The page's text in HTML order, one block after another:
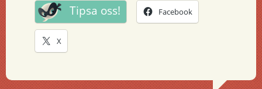
Tipsa oss! Facebook
X